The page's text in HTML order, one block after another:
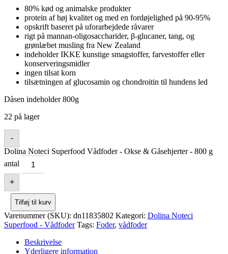
80% kød og animalske produkter
protein af høj kvalitet og med en fordøjelighed på 90-95%
opskrift baseret på uforarbejdede råvarer
rigt på mannan-oligosaccharider, β-glucaner, tang, og
grønlæbet musling fra New Zealand
indeholder IKKE kunstige smagstoffer, farvestoffer eller
konserveringsmidler
ingen tilsat korn
tilsætningen af glucosamin og chondroitin til hundens led
Dåsen indeholder 800g
22 på lager
-
Dolina Noteci Superfood Vådfoder - Okse & Gåsehjerter - 800 g
antal
+
Tilføj til kurv
Varenummer (SKU): dn11835802 Kategori: Dolina Noteci
Superfood - Vådfoder Tags: Foder, vådfoder
Beskrivelse
Yderligere information